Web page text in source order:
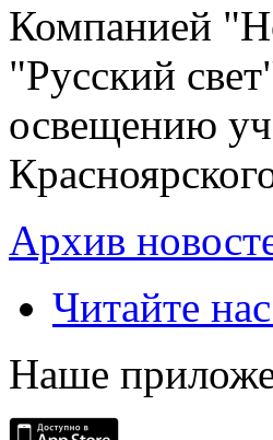
Компанией
"Русский
освещению
Архив
Читайте
Наше